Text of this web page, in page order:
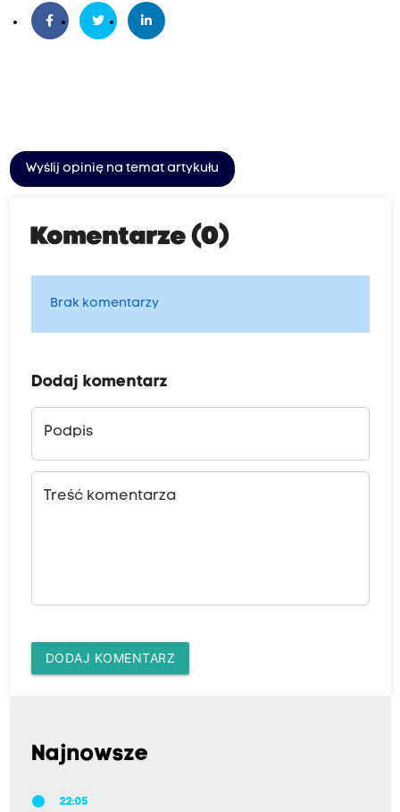
Wyślij opinię na temat artykułu
Komentarze (0)
Brak komentarzy
Dodaj komentarz
Podpis
Treść komentarza
DODAJ KOMENTARZ
Najnowsze
22:05